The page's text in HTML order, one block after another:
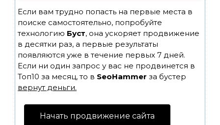
Если вам трудно попасть на первые места в
поиске самостоятельно, попробуйте
технологию Буст, она ускоряет продвижение
в десятки раз, а первые результаты
появляются уже в течение первых 7 дней.
Если ни один запрос у вас не продвинется в
Топ10 за месяц, то в SeoHammer за бустер
вернут деньги.
Начать продвижение сайта